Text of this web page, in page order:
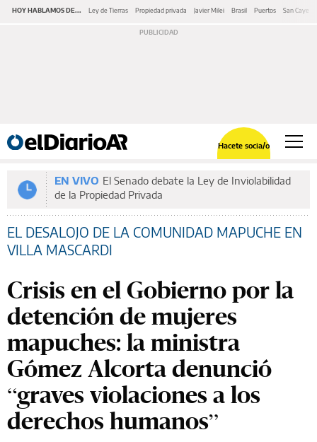
HOY HABLAMOS DE... Ley de Tierras Propiedad privada Javier Milei Brasil Puertos San
Hacete socia/o
EN VIVO El Senado debate la Ley de Inviolabilidad
de la Propiedad Privada
EL DESALOJO DE LA COMUNIDAD MAPUCHE EN
VILLA MASCARDI
Crisis en el Gobierno por la
detención de mujeres
mapuches: la ministra
Gómez Alcorta denunció
“graves violaciones a los
derechos humanos”